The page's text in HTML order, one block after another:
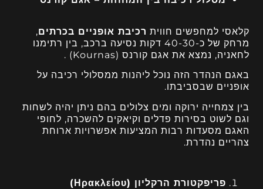
קלאסי למחפשים חווית רכיבת אופניים בכרתים,
מרחק של כ-40-30 דקות נסיעה ברכב, בין רתימנו
לחאניה, נמצא את אגם קורנס (Kournas) .
באגם הנהדר הזה נוכל ליהנות ממסלולי רכיבה על
אופניים שבסביבתו.
בין צמחייה ירוקה ומים צלולים בהם ניתן יהיה לשחות
וגם לשוט בסירות פדלים וקיאקים להשכרה, לחופי
האגם מסעדות רבות המציעות אפשרויות ארוחת
צהריים נהדרת.
פריפקטורת הרקליון (Ηρακλείου)